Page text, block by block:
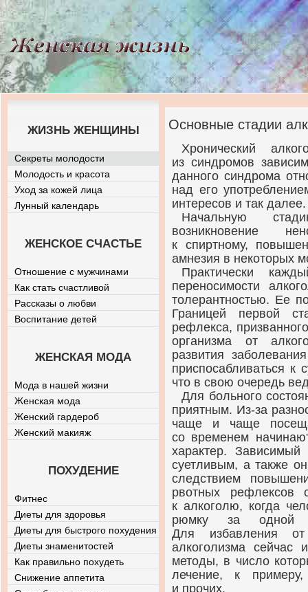
Основные стадии
Хронический
из синдромов
данного синдрома
над его
интересов и так далее.
Начальную
возникновение
к спиртному,
амнезия в некоторых
Практически
переносимости
толерантностью. Ее
Границей первой
рефлекса,
организма от
развития
приспосабливаться к
что в свою очередь
Для больного
приятным. Из-за
чаще и чаще
со временем
характер. Зависимый
суетливым, а также
следствием
рвотных рефлексов
к алкоголю, когда
рюмку за одной
Для избавления
алкоголизма сейчас
методы, в число
лечение, к
и прочих.
ЖИЗНЬ ЖЕНЩИНЫ
Секреты молодости
Молодость и красота
Уход за кожей лица
Лунный календарь
ЖЕНСКОЕ СЧАСТЬЕ
Отношение с мужчинами
Как стать счастливой
Рассказы о любви
Воспитание детей
ЖЕНСКАЯ МОДА
Мода в нашей жизни
Женская мода
Женский гардероб
Женский макияж
ПОХУДЕНИЕ
Фитнес
Диеты для здоровья
Диеты для быстрого похудения
Диеты знаменитостей
Как правильно похудеть
Снижение аппетита